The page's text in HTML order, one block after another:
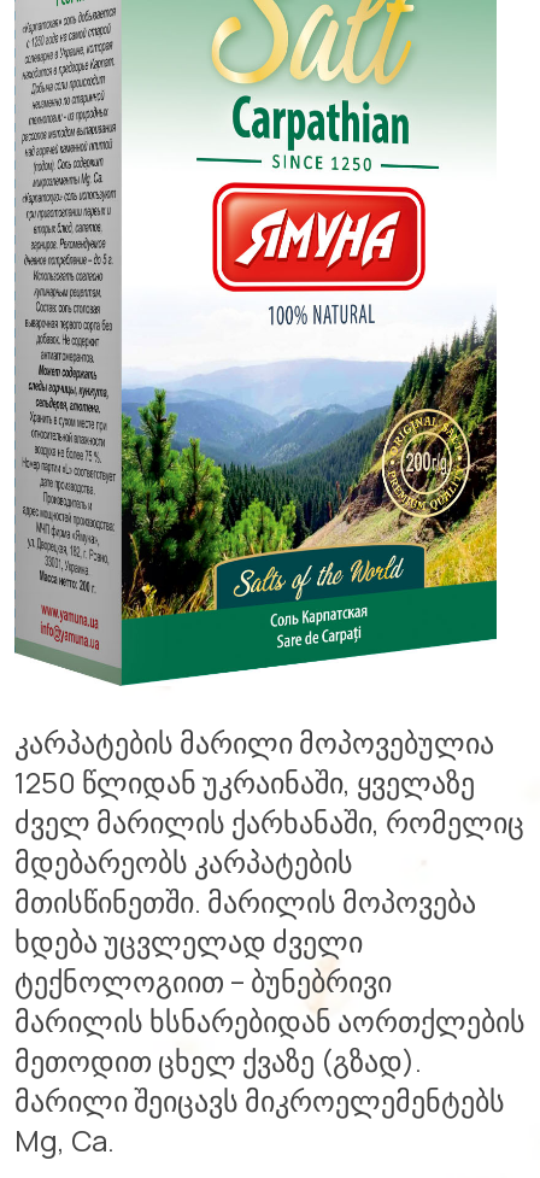
კარპატების მარილი მოპოვებულია
1250 წლიდან უკრაინაში, ყველაზე
ძველ მარილის ქარხანაში, რომელიც
მდებარეობს კარპატების
მთისწინეთში. მარილის მოპოვება
ხდება უცვლელად ძველი
ტექნოლოგიით – ბუნებრივი
მარილის ხსნარებიდან აორთქლების
მეთოდით ცხელ ქვაზე (გზად).
მარილი შეიცავს მიკროელემენტებს
Mg, Ca.